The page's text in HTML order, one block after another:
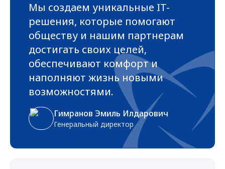
Мы создаем уникальные IT-
решения, которые помогают
обществу и нашим партнерам
достигать своих целей,
обеспечивают комфорт и
наполняют жизнь новыми
возможностями.
Гимранов Эмиль Илдарович
Генеральный директор